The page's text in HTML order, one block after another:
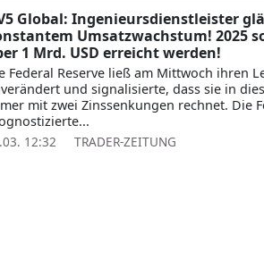
Global: Ingenieursdienstleister
Umsatzwachstum! 2025
1 Mrd. USD erreicht werden!
Federal Reserve ließ am Mittwoch ihren
und signalisierte, dass sie in
mit zwei Zinssenkungen rechnet. Die
12:32
TRADER-ZEITUNG